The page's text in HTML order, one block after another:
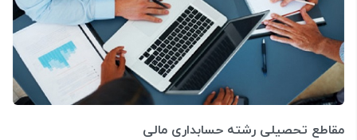
مقاطع تحصیلی رشته حسابداری مالی